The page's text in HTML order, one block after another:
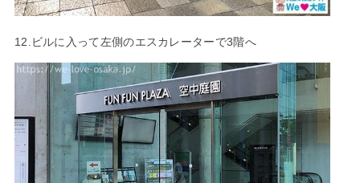
12.ビルに入って左側のエスカレーターで3階へ